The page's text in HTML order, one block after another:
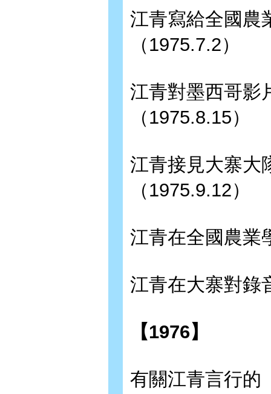
江青寫給全國農
（1975.7.2）
江青對墨西哥影
（1975.8.15）
江青接見大寨大
（1975.9.12）
江青在全國農業
江青在大寨對錄
【1976】
有關江青言行的